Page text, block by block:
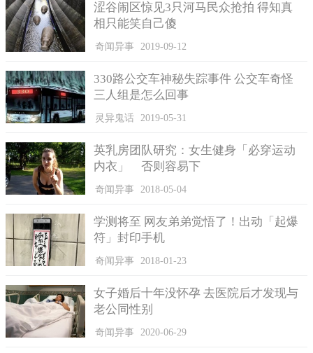
有的员工在微信中言论不一，甚至带去严重后果的，员工则
应该承担起相应的法律责任，但是情况则需酌情处理，不应该重
罚甚至辞退一些情节较轻的员工。这种案例比比皆是。
例如，员工甲在酒店上班，因对工作不满在微信工作群上抱
怨了几句，正好被同事客户见到，酒店认为甲的行为严重的损害
了酒店的形象和声誉并将他辞退了;乙因对公司人事主管不满，在
工作群上说了几句，就被公司认为损害人事主管声誉为由，要求
赔偿当事人精神损失费并和他解除劳动关系。员工丙因在同事群
上发布不雅视频被公司认为影响治安管理而将他辞退。
员工在工作微信群上言论不实，仅凭一面之词，就能给公司
造成严重的后果?他们就理应受到公司的重罚和辞退?至于员工个
人的言论到底能不能作为损害公司等形象的证据?其实不能一概而
论，需要做更详细的判断。
涩谷闹区惊见3只河马民众抢拍 得知真
相只能笑自己傻
奇闻异事 2019-09-12
330路公交车神秘失踪事件 公交车奇怪
三人组是怎么回事
灵异鬼话 2019-05-31
英乳房团队研究：女生健身「必穿运动
内衣」 否则容易下
奇闻异事 2018-05-04
学测将至 网友弟弟觉悟了！出动「起爆
符」封印手机
奇闻异事 2018-01-23
女子婚后十年没怀孕 去医院后才发现与
老公同性别
奇闻异事 2020-06-29